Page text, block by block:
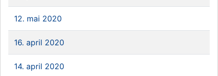
12. mai 2020
16. april 2020
14. april 2020